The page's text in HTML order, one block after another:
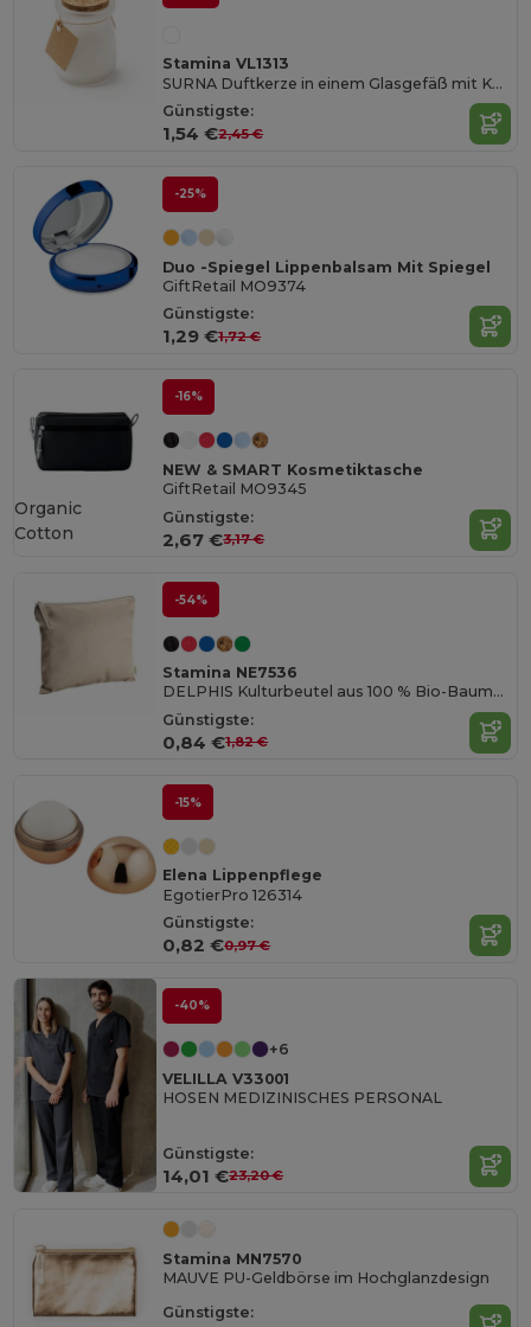
Stamina VL1313
SURNA Duftkerze in einem Glasgefäß mit Korkdeckel
Günstigste:
1,54 €2,45 €
-25%
Duo -Spiegel Lippenbalsam Mit Spiegel
GiftRetail MO9374
Günstigste:
1,29 €1,72 €
-16%
NEW & SMART Kosmetiktasche
GiftRetail MO9345
Günstigste:
2,67 €3,17 €
Organic
Cotton
-54%
Stamina NE7536
DELPHIS Kulturbeutel aus 100 % Bio-Baumwolle mit passendem Puller
Günstigste:
0,84 €1,82 €
-15%
Elena Lippenpflege
EgotierPro 126314
Günstigste:
0,82 €0,97 €
-40%
+6
VELILLA V33001
HOSEN MEDIZINISCHES PERSONAL
Günstigste:
14,01 €23,20 €
Stamina MN7570
MAUVE PU-Geldbörse im Hochglanzdesign
Günstigste: